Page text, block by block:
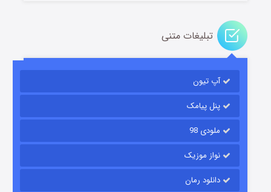
تبلیغات متنی
آپ تیون
پنل پیامک
ملودی 98
نواز موزیک
دانلود رمان